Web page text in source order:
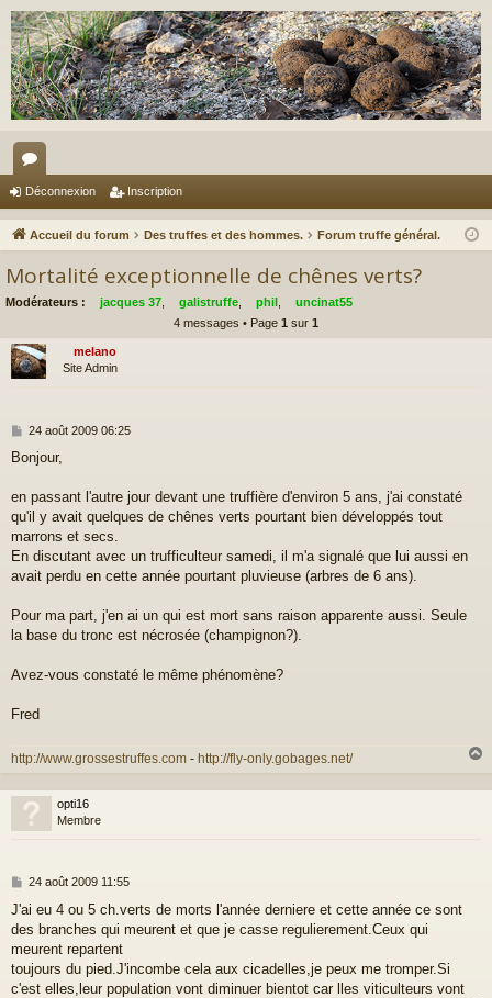
or
u
Déconnexion Inscription
Accueil du forum Des truffes et des hommes. Forum truffe général.
Mortalité exceptionnelle de chênes verts?
Modérateurs : jacques 37 galistruffe phil
uncinat55
4 messages • Page 1 sur 1
melano
Site Admin
M
s
a
g
24 août 2009 06:25
Bonjour,
en passant l'autre jour devant une truffière d'environ 5 ans, j'ai constaté
qu'il y avait quelques de chênes verts pourtant bien développés tout
marrons et secs.
En discutant avec un trufficulteur samedi, il m'a signalé que lui aussi en
avait perdu en cette année pourtant pluvieuse (arbres de 6 ans).
Pour ma part, j'en ai un qui est mort sans raison apparente aussi. Seule
la base du tronc est nécrosée (champignon?).
Avez-vous constaté le même phénomène?
Fred
http://www.grossestruffes.com - http://fly-only.gobages.net/
u
opti16
Membre
M
s
s
a
g
e
24 août 2009 11:55
J'ai eu 4 ou 5 ch.verts de morts l'année derniere et cette année ce sont
des branches qui meurent et que je casse regulierement.Ceux qui
meurent repartent
toujours du pied.J'incombe cela aux cicadelles,je peux me tromper.Si
c'est elles,leur population vont diminuer bientot car lles viticulteurs vont